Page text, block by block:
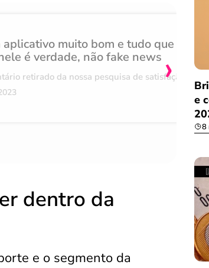
aplicativo muito bom e tudo que
é verdade, não fake news
retirado da nossa pesquisa de satisfação
›
dentro da
e o segmento da
e
8